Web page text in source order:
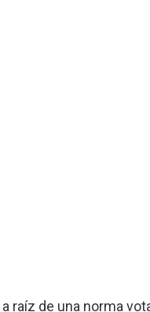
raíz de una norma